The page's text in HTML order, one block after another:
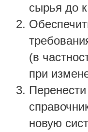
сырья до
(в
при
новую